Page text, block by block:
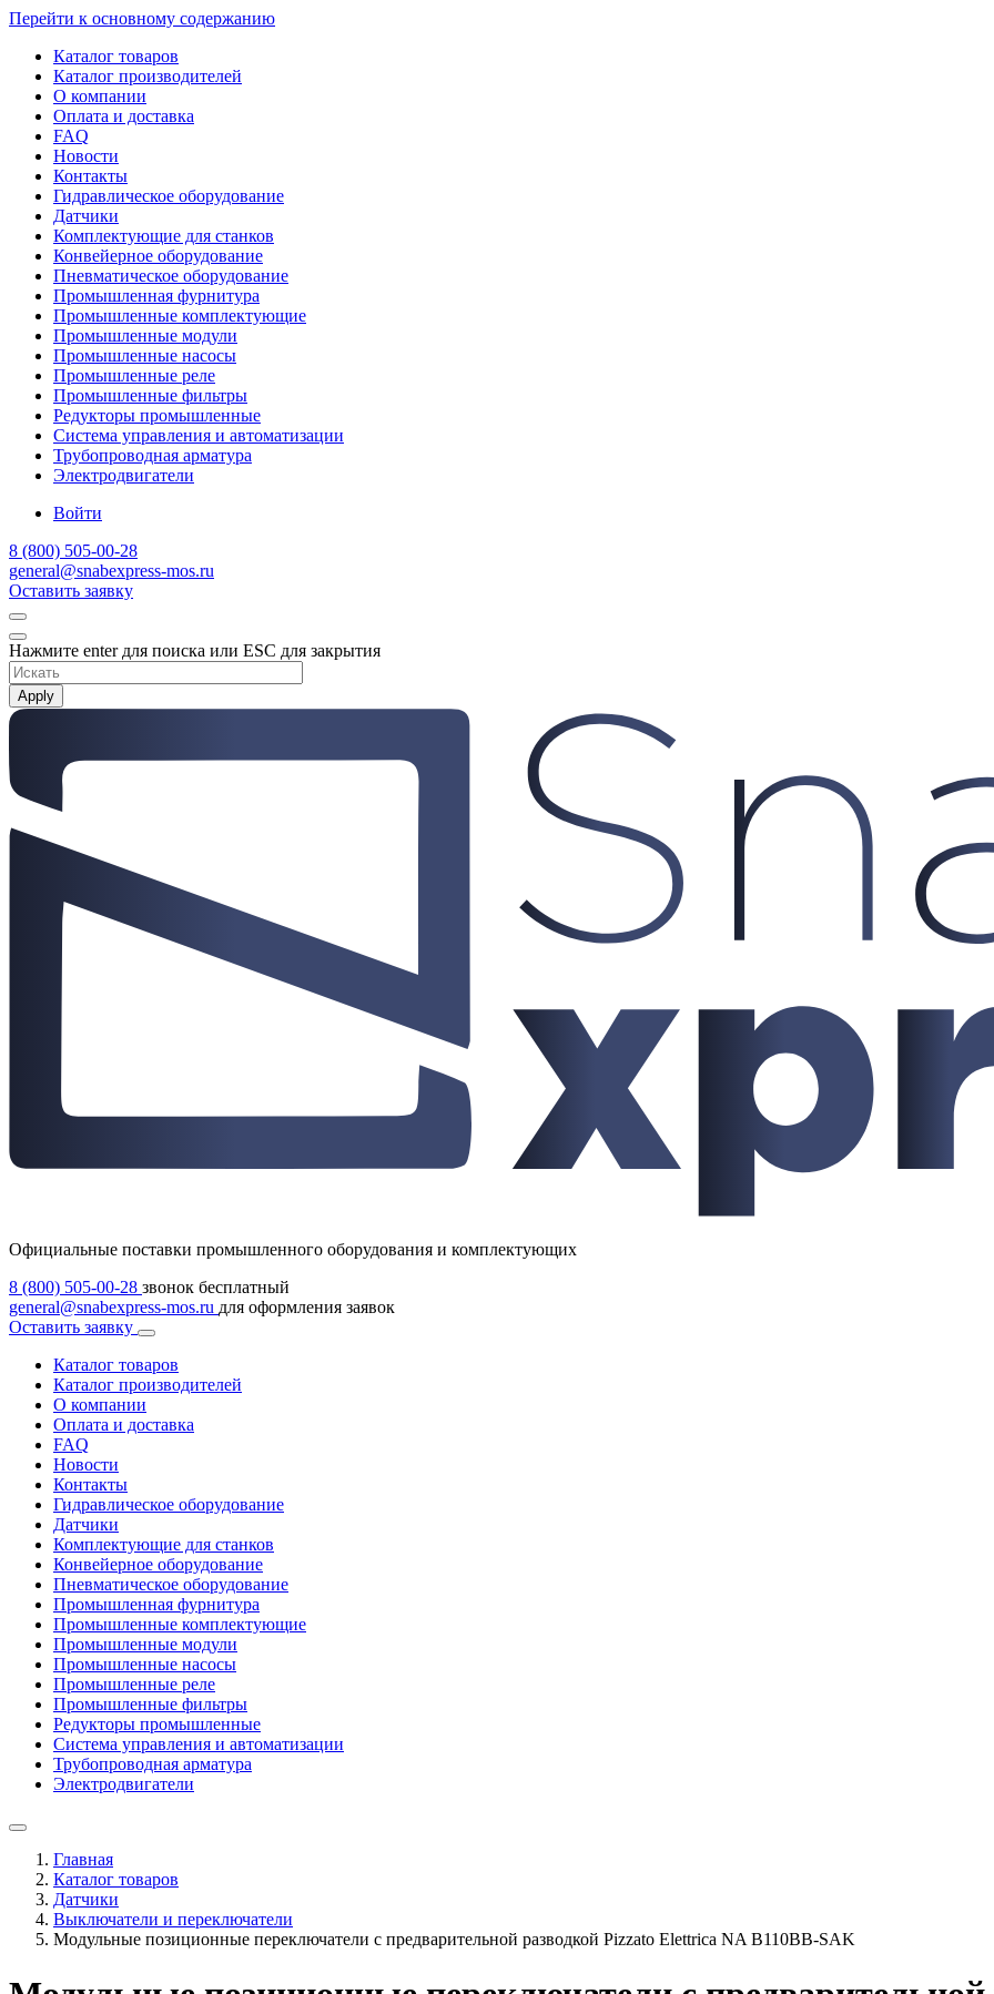
Перейти к основному содержанию
Каталог товаров
Каталог производителей
О компании
Оплата и доставка
FAQ
Новости
Контакты
Гидравлическое оборудование
Датчики
Комплектующие для станков
Конвейерное оборудование
Пневматическое оборудование
Промышленная фурнитура
Промышленные комплектующие
Промышленные модули
Промышленные насосы
Промышленные реле
Промышленные фильтры
Редукторы промышленные
Система управления и автоматизации
Трубопроводная арматура
Электродвигатели
Войти
8 (800) 505-00-28
general@snabexpress-mos.ru
Оставить заявку
Нажмите enter для поиска или ESC для закрытия
Apply
Официальные поставки промышленного оборудования и комплектующих
8 (800) 505-00-28 звонок бесплатный
general@snabexpress-mos.ru для оформления заявок
Оставить заявку
Каталог товаров
Каталог производителей
О компании
Оплата и доставка
FAQ
Новости
Контакты
Гидравлическое оборудование
Датчики
Комплектующие для станков
Конвейерное оборудование
Пневматическое оборудование
Промышленная фурнитура
Промышленные комплектующие
Промышленные модули
Промышленные насосы
Промышленные реле
Промышленные фильтры
Редукторы промышленные
Система управления и автоматизации
Трубопроводная арматура
Электродвигатели
Главная
Каталог товаров
Датчики
Выключатели и переключатели
Модульные позиционные переключатели с предварительной разводкой Pizzato Elettrica NA B110BB-SAK